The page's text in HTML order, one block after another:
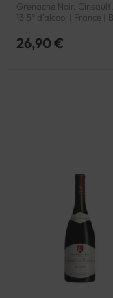
Grenache Noir, Cinsault,
13.5° d'alcool | France |
26,90 €